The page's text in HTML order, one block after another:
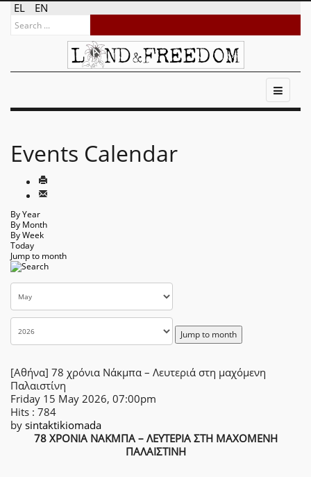
EL EN
Events Calendar
By Year
By Month
By Week
Today
Jump to month
Jump to month
[Αθήνα] 78 χρόνια Νάκμπα – Λευτεριά στη μαχόμενη
Παλαιστίνη
Friday 15 May 2026, 07:00pm
Hits : 784
by sintaktikiomada
78 ΧΡΟΝΙΑ ΝΑΚΜΠΑ – ΛΕΥΤΕΡΙΑ ΣΤΗ ΜΑΧΟΜΕΝΗ
ΠΑΛΑΙΣΤΙΝΗ